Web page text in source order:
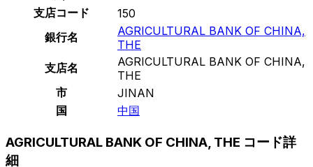
支店コード
150
銀行名
AGRICULTURAL BANK OF CHINA,
THE
支店名
AGRICULTURAL BANK OF CHINA,
THE
市
JINAN
国
中国
AGRICULTURAL BANK OF CHINA, THE コード詳
細